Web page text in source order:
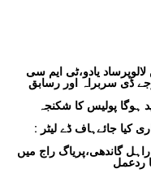
یادو،ٹی ایم سی
ڈی سربراہ اور رسابق
ہوگا پولیس کا شکنجہ
کیا جائےہاف ڈے لیٹر :
گاندھی،پریاگ راج میں
ردعمل